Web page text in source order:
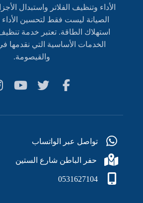
الأداء وتنظيف الفلاتر واستبدال
الصيانة ليست فقط لتحسين الأداء
استهلاك الطاقة. تعتبر خدمة
الخدمات الأساسية التي نقدمها
والقيصومة.
تواصل عبر الواتساب
حفر الباطن شارع الستين
0531627104